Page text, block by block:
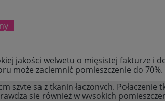
jakości welwetu o mięsistej fakturze i
może zaciemnić pomieszczenie do
szyte są z tkanin łączonych.
się również w wysokich